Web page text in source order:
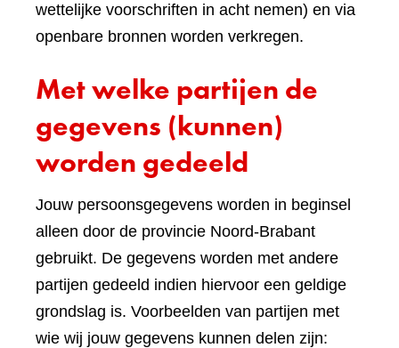
wettelijke voorschriften in acht nemen) en via
openbare bronnen worden verkregen.
Met welke partijen de
gegevens (kunnen)
worden gedeeld
Jouw persoonsgegevens worden in beginsel
alleen door de provincie Noord-Brabant
gebruikt. De gegevens worden met andere
partijen gedeeld indien hiervoor een geldige
grondslag is. Voorbeelden van partijen met
wie wij jouw gegevens kunnen delen zijn: